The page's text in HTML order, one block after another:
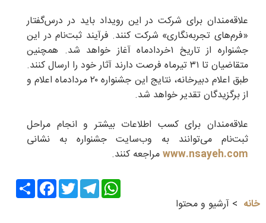
علاقه‌مندان برای شرکت در این رویداد باید در درس‌گفتار
«فرم‌های تجربه‌نگاری» شرکت کنند. فرآیند ثبت‌نام در این
جشنواره از تاریخ ۱خردادماه آغاز خواهد شد. همچنین
متقاضیان تا ۳۱ تیرماه فرصت دارند آثار خود را ارسال کنند.
طبق اعلام دبیرخانه، نتایج این جشنواره ۲۰ مردادماه اعلام و
از برگزیدگان تقدیر خواهد شد.
علاقه‌مندان برای کسب اطلاعات بیشتر و انجام مراحل
ثبت‌نام می‌توانند به وب‌سایت جشنواره به نشانی
www.nsayeh.comمراجعه کنند.
Share
FacebookTwitter
Telegram
WhatsApp
خانه
آرشیو و محتوا